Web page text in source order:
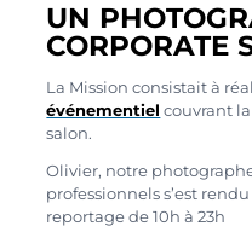
UN
CORPORATE
La Mission consistait à
événementiel couvrant
salon.
Olivier, notre
professionnels s’est
reportage de 10h à 23h